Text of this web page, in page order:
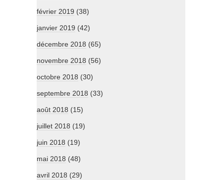
février 2019 (38)
janvier 2019 (42)
décembre 2018 (65)
novembre 2018 (56)
octobre 2018 (30)
septembre 2018 (33)
août 2018 (15)
juillet 2018 (19)
juin 2018 (19)
mai 2018 (48)
avril 2018 (29)